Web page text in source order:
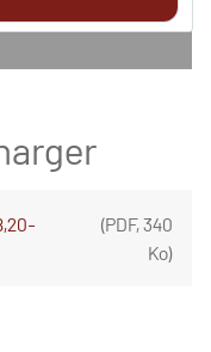
(PDF,340
Ko)